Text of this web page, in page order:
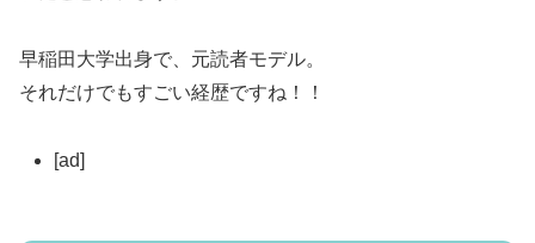
早稲田大学出身で、元読者モデル。
それだけでもすごい経歴ですね！！
[ad]